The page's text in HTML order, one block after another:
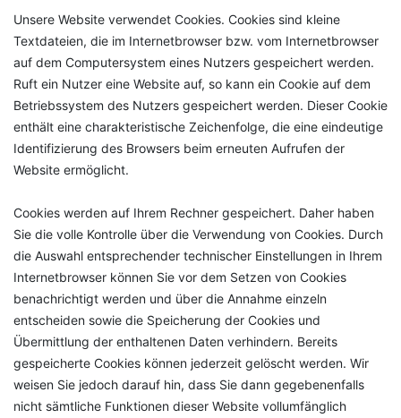
Unsere Website verwendet Cookies. Cookies sind kleine
Textdateien, die im Internetbrowser bzw. vom Internetbrowser
auf dem Computersystem eines Nutzers gespeichert werden.
Ruft ein Nutzer eine Website auf, so kann ein Cookie auf dem
Betriebssystem des Nutzers gespeichert werden. Dieser Cookie
enthält eine charakteristische Zeichenfolge, die eine eindeutige
Identifizierung des Browsers beim erneuten Aufrufen der
Website ermöglicht.
Cookies werden auf Ihrem Rechner gespeichert. Daher haben
Sie die volle Kontrolle über die Verwendung von Cookies. Durch
die Auswahl entsprechender technischer Einstellungen in Ihrem
Internetbrowser können Sie vor dem Setzen von Cookies
benachrichtigt werden und über die Annahme einzeln
entscheiden sowie die Speicherung der Cookies und
Übermittlung der enthaltenen Daten verhindern. Bereits
gespeicherte Cookies können jederzeit gelöscht werden. Wir
weisen Sie jedoch darauf hin, dass Sie dann gegebenenfalls
nicht sämtliche Funktionen dieser Website vollumfänglich